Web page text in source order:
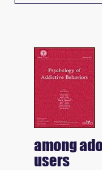
among
users